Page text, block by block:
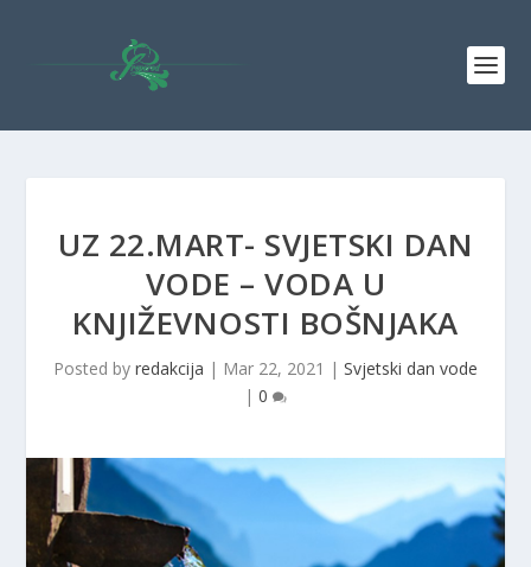
UZ 22.MART- SVJETSKI DAN
VODE – VODA U
KNJIŽEVNOSTI BOŠNJAKA
Posted by redakcija | Mar 22, 2021 | Svjetski dan vode
| 0